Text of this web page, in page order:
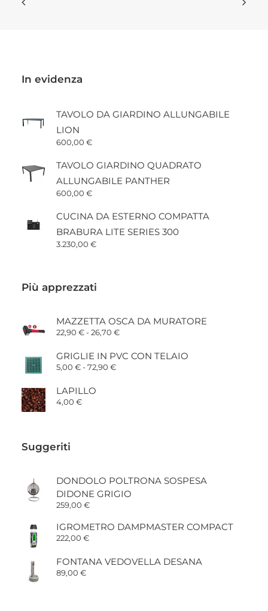
In evidenza
TAVOLO DA GIARDINO ALLUNGABILE
LION
600,00 €
TAVOLO GIARDINO QUADRATO
ALLUNGABILE PANTHER
600,00 €
CUCINA DA ESTERNO COMPATTA
BRABURA LITE SERIES 300
3.230,00 €
Più apprezzati
MAZZETTA OSCA DA MURATORE
22,90 €-26,70 €Fascia
da
GRIGLIE IN PVC CON TELAIO
5,00 €-72,90 €Fascia
LAPILLO
4,00 €
Suggeriti
DONDOLO POLTRONA SOSPESA
DIDONE GRIGIO
259,00 €
IGROMETRO DAMPMASTER COMPACT
222,00 €
FONTANA VEDOVELLA DESANA
89,00 €